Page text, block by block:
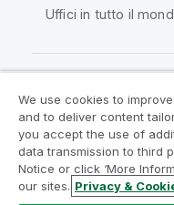
Uffici in tutto il
Qlik
Contratti
Termini
Legal Policies
We use cookies to
and to deliver content
you accept the use of
data transmission to third
Notice or click ‘More
our sites. Privacy &